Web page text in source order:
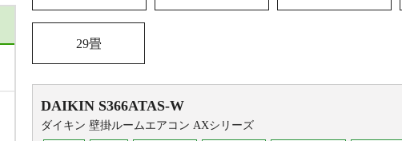
29畳
DAIKIN S366ATAS-W
ダイキン 壁掛ルームエアコン AXシリーズ